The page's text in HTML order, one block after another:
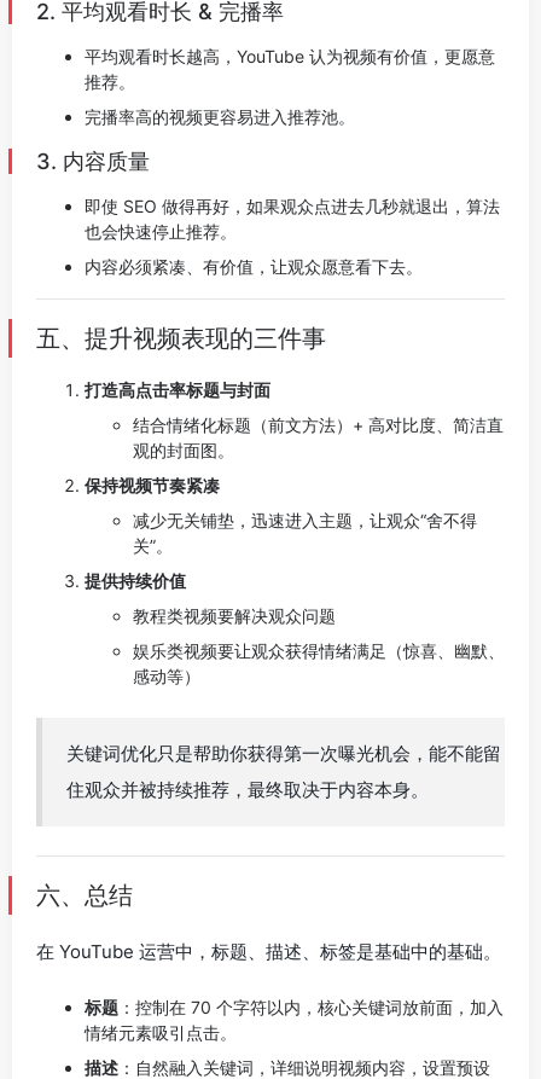
2. 平均观看时长 & 完播率
平均观看时长越高，YouTube 认为视频有价值，更愿意
推荐。
完播率高的视频更容易进入推荐池。
3. 内容质量
即使 SEO 做得再好，如果观众点进去几秒就退出，算法
也会快速停止推荐。
内容必须紧凑、有价值，让观众愿意看下去。
五、提升视频表现的三件事
打造高点击率标题与封面
结合情绪化标题（前文方法）+ 高对比度、简洁直
观的封面图。
保持视频节奏紧凑
减少无关铺垫，迅速进入主题，让观众“舍不得
关”。
提供持续价值
教程类视频要解决观众问题
娱乐类视频要让观众获得情绪满足（惊喜、幽默、
感动等）
关键词优化只是帮助你获得第一次曝光机会，能不能留
住观众并被持续推荐，最终取决于内容本身。
六、总结
在 YouTube 运营中，标题、描述、标签是基础中的基础。
标题 ：控制在 70 个字符以内，核心关键词放前面，加入
情绪元素吸引点击。
描述 ：自然融入关键词，详细说明视频内容，设置预设